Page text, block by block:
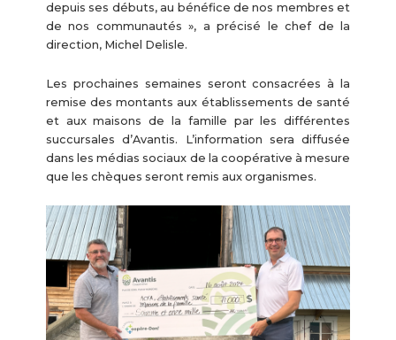
depuis ses débuts, au bénéfice de nos membres et
de nos communautés », a précisé le chef de la
direction, Michel Delisle.
Les prochaines semaines seront consacrées à la
remise des montants aux établissements de santé
et aux maisons de la famille par les différentes
succursales d’Avantis. L’information sera diffusée
dans les médias sociaux de la coopérative à mesure
que les chèques seront remis aux organismes.